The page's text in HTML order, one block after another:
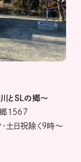
とSLの郷～
1567
土日祝除く9時～